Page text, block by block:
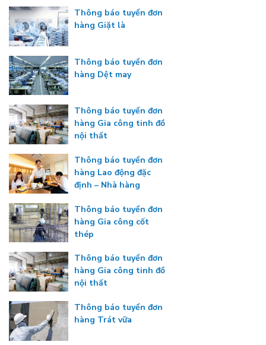
Thông báo tuyển đơn
hàng Giặt là
Thông báo tuyển đơn
hàng Dệt may
Thông báo tuyển đơn
hàng Gia công tinh đồ
nội thất
Thông báo tuyển đơn
hàng Lao động đặc
định – Nhà hàng
Thông báo tuyển đơn
hàng Gia công cốt
thép
Thông báo tuyển đơn
hàng Gia công tinh đồ
nội thất
Thông báo tuyển đơn
hàng Trát vữa